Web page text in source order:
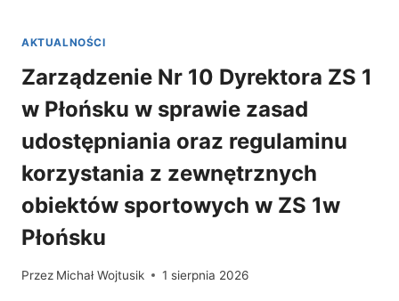
AKTUALNOŚCI
Zarządzenie Nr 10 Dyrektora ZS 1
w Płońsku w sprawie zasad
udostępniania oraz regulaminu
korzystania z zewnętrznych
obiektów sportowych w ZS 1w
Płońsku
Przez Michał Wojtusik 1 sierpnia 2026